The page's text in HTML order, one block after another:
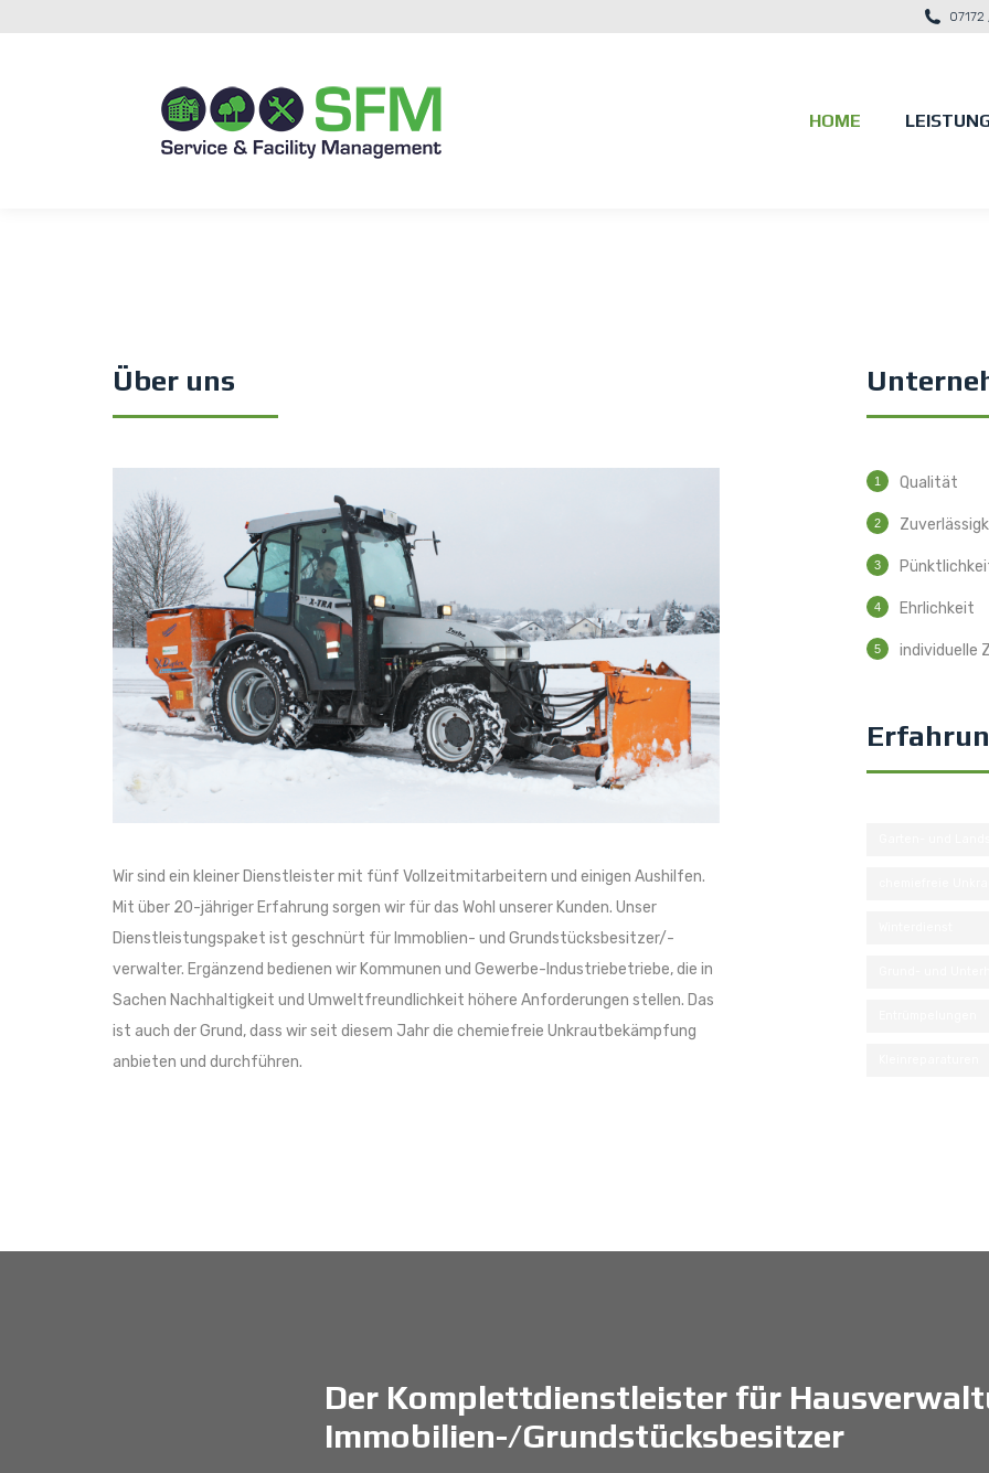
HOME
Über uns
Wir sind ein kleiner Dienstleister mit fünf Vollzeitmitarbeitern und einigen Aushilfen.
Mit über 20-jähriger Erfahrung sorgen wir für das Wohl unserer Kunden. Unser
Dienstleistungspaket ist geschnürt für Immoblien- und Grundstücksbesitzer/-
verwalter. Ergänzend bedienen wir Kommunen und Gewerbe-Industriebetriebe, die in
Sachen Nachhaltigkeit und Umweltfreundlichkeit höhere Anforderungen stellen. Das
ist auch der Grund, dass wir seit diesem Jahr die chemiefreie Unkrautbekämpfung
anbieten und durchführen.
Qualität
Ehrlichkeit
individuelle
Der Komplettdienstleister für
Immobilien-/Grundstücksbesitzer